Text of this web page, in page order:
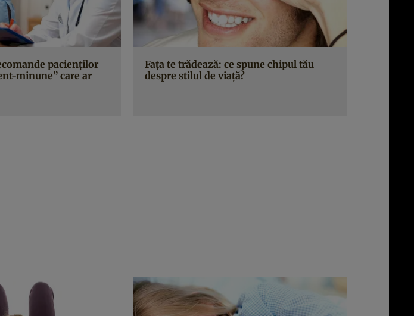
pacienţilor
minune” care ar
Faţa te trădează: ce spune chipul tău
despre stilul de viaţă?